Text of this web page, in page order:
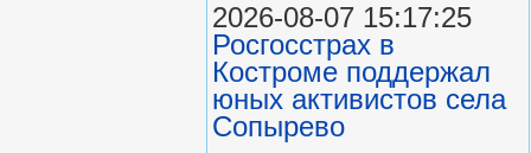
2026-08-07 15:17:25
Росгосстрах в
Костроме поддержал
юных активистов села
Сопырево